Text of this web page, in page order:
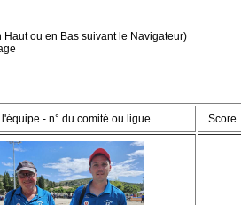
ou en Bas suivant le Navigateur)
l'équipe - n° du comité ou ligue Score